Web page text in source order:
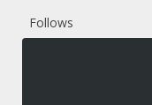
Follows